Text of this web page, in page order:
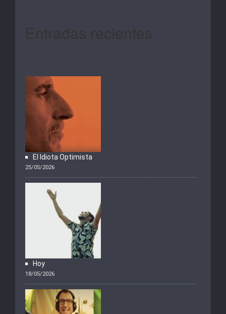
El Idiota Optimista
25/05/2026
Hoy
18/05/2026